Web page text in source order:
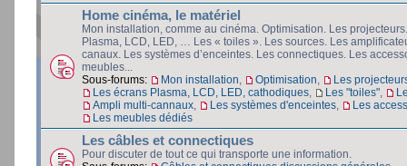
Home cinéma, le matériel
Mon installation, comme au cinéma. Optimisation. Les
Plasma, LCD, LED, … Les « toiles ». Les sources. Les
canaux. Les systèmes d’enceintes. Les connectiques. Les
meubles...
Sous-forums:
Mon installation Optimisation
Les
Les écrans Plasma, LCD, LED, cathodiques
Les "toiles"
Ampli multi-cannaux
Les systèmes d'enceintes
Les
Les meubles dédiés
Les câbles et connectiques
Pour discuter de tout ce qui transporte une information.